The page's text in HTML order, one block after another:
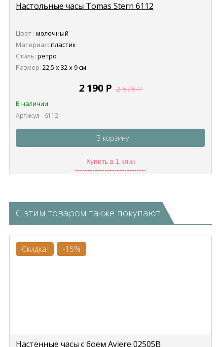
Настольные часы Tomas Stern 6112
Цвет : молочный
Материал: пластик
Стиль: ретро
Размер: 22,5 х 32 х 9 см
2 190 Р 2 575Р
В наличии
Артикул - 6112
В корзину
Купить в 1 клик
С этим товаром также покупают
Скидка! -15%
Настенные часы с боем Aviere 02505B